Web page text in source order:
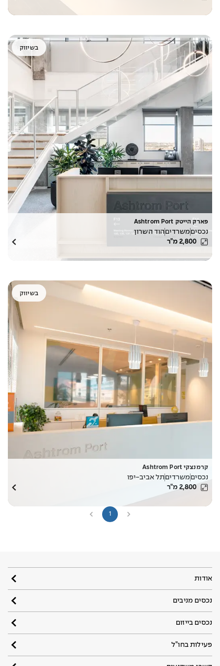
בשיווק
פארק הייטק Ashtrom Port
נכסים משרדים הוד השרון
2,800 מ"ר
בשיווק
קרמנצקי Ashtrom Port
נכסים משרדים תל אביב-יפו
2,800 מ"ר
1
אודות
נכסים מניבים
נכסים בייזום
פעילות בחו”ל